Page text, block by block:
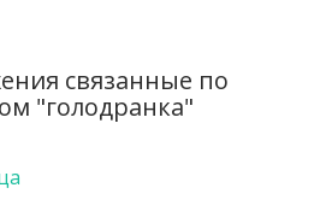
связанные по
"голодранка"